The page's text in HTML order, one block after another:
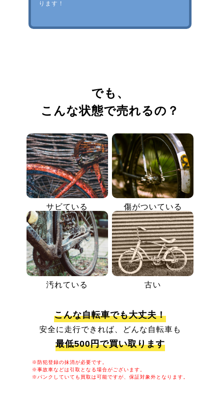
ります！
でも、
こんな状態で売れるの？
サビている 傷がついている
汚れている 古い
こんな自転車でも大丈夫！
安全に走行できれば、どんな自転車も
最低500円で買い取ります
※防犯登録の抹消が必要です。
※事故車などは引取となる場合がございます。
※パンクしていても買取は可能ですが、保証対象外となります。